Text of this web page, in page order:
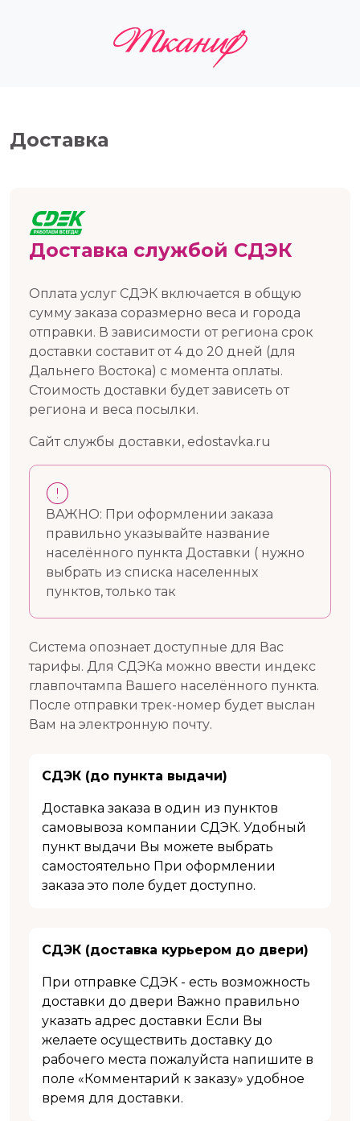
Доставка
Доставка службой СДЭК
Оплата услуг СДЭК включается в общую
сумму заказа соразмерно веса и города
отправки. В зависимости от региона срок
доставки составит от 4 до 20 дней (для
Дальнего Востока) с момента оплаты.
Стоимость доставки будет зависеть от
региона и веса посылки.
Сайт службы доставки, edostavka.ru
ВАЖНО: При оформлении заказа
правильно указывайте название
населённого пункта Доставки ( нужно
выбрать из списка населенных
пунктов, только так
Cистема опознает доступные для Вас
тарифы. Для СДЭКа можно ввести индекс
главпочтампа Вашего населённого пункта.
После отправки трек-номер будет выслан
Вам на электронную почту.
СДЭК (до пункта выдачи)
Доставка заказа в один из пунктов
самовывоза компании СДЭК. Удобный
пункт выдачи Вы можете выбрать
самостоятельно При оформлении
заказа это поле будет доступно.
СДЭК (доставка курьером до двери)
При отправке СДЭК - есть возможность
доставки до двери Важно правильно
указать адрес доставки Если Вы
желаете осуществить доставку до
рабочего места пожалуйста напишите в
поле «Комментарий к заказу» удобное
время для доставки.